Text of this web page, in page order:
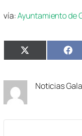
vía:Ayuntamiento de
Compartir
en
X
(Twitter) en
Noticias